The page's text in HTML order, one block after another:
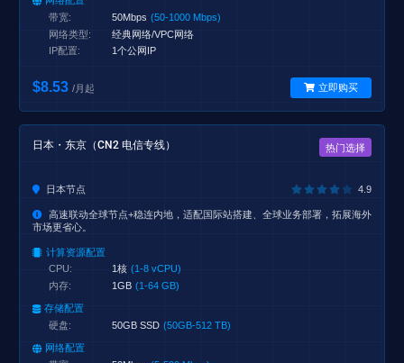
带宽:
50Mbps (50-1000 Mbps)
网络类型:
经典网络/VPC网络
IP配置:
1个公网IP
$8.53 /月起 立即购买
日本・东京（CN2 电信专线） 热门选择
日本节点 4.9
高速联动全球节点+稳连内地，适配国际站搭建、全球业务部署，拓展海外
市场更省心。
计算资源配置
CPU:
1核 (1-8 vCPU)
内存:
1GB (1-64 GB)
存储配置
硬盘:
50GB SSD (50GB-512 TB)
网络配置